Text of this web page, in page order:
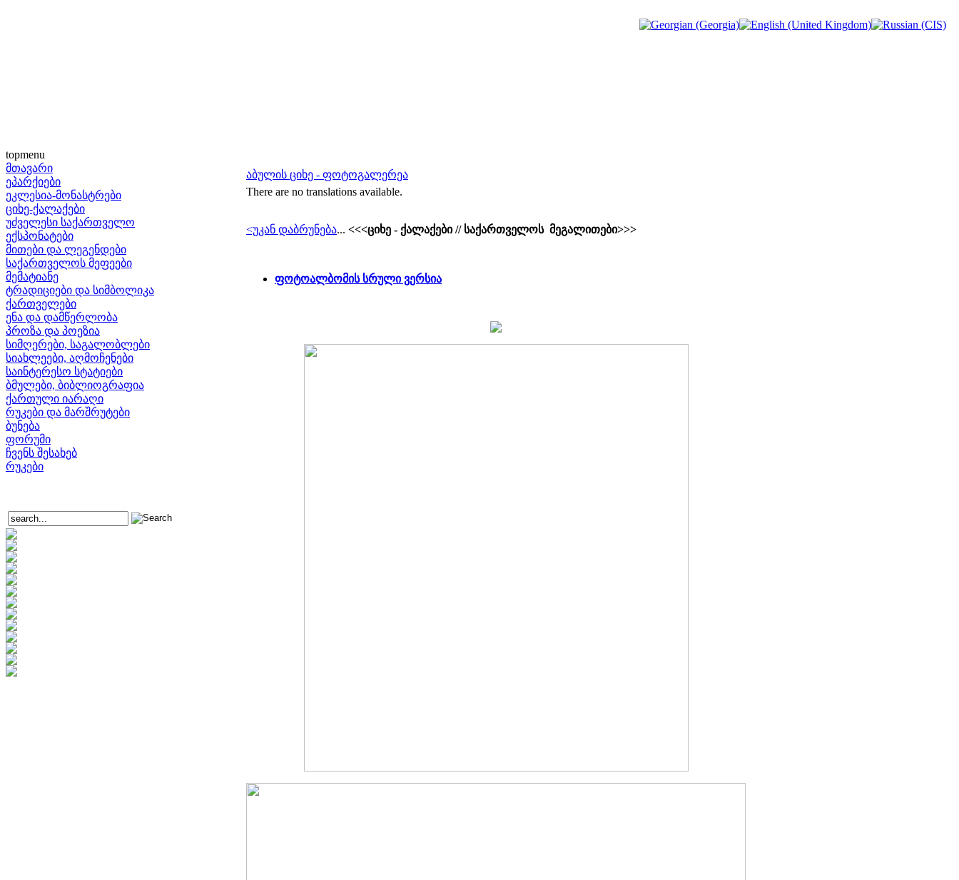
topmenu
მთავარი
ეპარქიები
ეკლესია-მონასტრები
ციხე-ქალაქები
უძველესი საქართველო
ექსპონატები
მითები და ლეგენდები
საქართველოს მეფეები
მემატიანე
ტრადიციები და სიმბოლიკა
ქართველები
ენა და დამწერლობა
პროზა და პოეზია
სიმღერები, საგალობლები
სიახლეები, აღმოჩენები
საინტერესო სტატიები
ბმულები, ბიბლიოგრაფია
ქართული იარაღი
რუკები და მარშრუტები
ბუნება
ფორუმი
ჩვენს შესახებ
რუკები
აბულის ციხე - ფოტოგალერეა
There are no translations available.
<უკან დაბრუნება... <<<ციხე - ქალაქები // საქართველოს მეგალითები>>>
ფოტოალბომის სრული ვერსია